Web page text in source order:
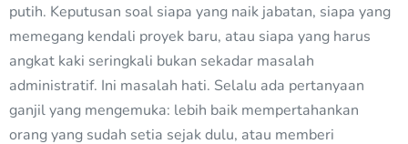
putih. Keputusan soal siapa yang naik jabatan, siapa yang
memegang kendali proyek baru, atau siapa yang harus
angkat kaki seringkali bukan sekadar masalah
administratif. Ini masalah hati. Selalu ada pertanyaan
ganjil yang mengemuka: lebih baik mempertahankan
orang yang sudah setia sejak dulu, atau memberi